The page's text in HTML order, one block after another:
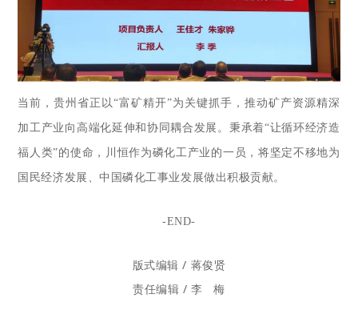
当前，贵州省正以“富矿精开”为关键抓手，推动矿产资源精深
加工产业向高端化延伸和协同耦合发展 。 秉承着“让循环经济造
福人类”的使命，川恒作为磷化工产业的一员，将坚定不移地为
国民经济发展、中国磷化工事业发展做出积极贡献。
-END-
版式编辑 / 蒋俊贤
责任编辑 / 李 梅